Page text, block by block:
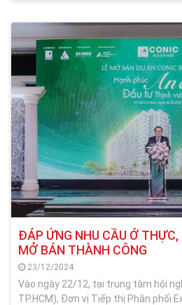
ĐÁP ỨNG NHU CẦU Ở THỰC,
MỞ BÁN THÀNH CÔNG
23/12/2024
Vào ngày 22/12, tại trung tâm hội
TP.HCM), Đơn vị Tiếp thị Phân phối